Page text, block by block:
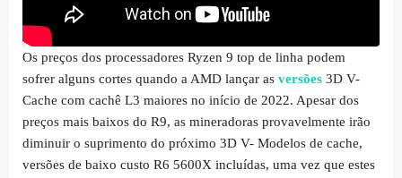
Os preços dos processadores Ryzen 9 top de linha podem
sofrer alguns cortes quando a AMD lançar as versões 3D V-
Cache com cachê L3 maiores no início de 2022. Apesar dos
preços mais baixos do R9, as mineradoras provavelmente irão
diminuir o suprimento do próximo 3D V- Modelos de cache,
versões de baixo custo R6 5600X incluídas, uma vez que estes